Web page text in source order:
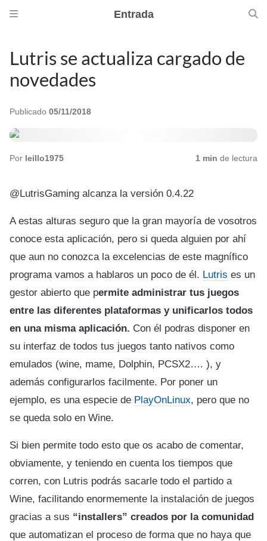
Entrada
Lutris se actualiza cargado de
novedades
Publicado 05/11/2018
Por leillo1975 1 min de lectura
@LutrisGaming alcanza la versión 0.4.22
A estas alturas seguro que la gran mayoría de vosotros
conoce esta aplicación, pero si queda alguien por ahí
que aun no conozca la excelencias de este magnífico
programa vamos a hablaros un poco de él. Lutris es un
gestor abierto que permite administrar tus juegos
entre las diferentes plataformas y unificarlos todos
en una misma aplicación. Con él podras disponer en
su interfaz de todos tus juegos tanto nativos como
emulados (wine, mame, Dolphin, PCSX2…. ), y
además configurarlos facilmente. Por poner un
ejemplo, es una especie de PlayOnLinux, pero que no
se queda solo en Wine.
Si bien permite todo esto que os acabo de comentar,
obviamente, y teniendo en cuenta los tiempos que
corren, con Lutris podrás sacarle todo el partido a
Wine, facilitando enormemente la instalación de juegos
gracias a sus “installers” creados por la comunidad
que automatizan el proceso de forma que no haya que